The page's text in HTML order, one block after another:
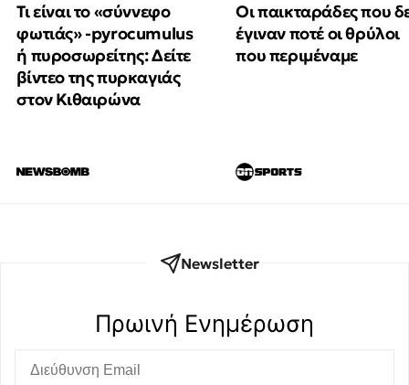
Τι είναι το «σύννεφο
φωτιάς» -pyrocumulus
ή πυροσωρείτης: Δείτε
βίντεο της πυρκαγιάς
στον Κιθαιρώνα
Οι παικταράδες που
έγιναν ποτέ οι θρύλοι
που περιμέναμε
Newsletter
Πρωινή Eνημέρωση